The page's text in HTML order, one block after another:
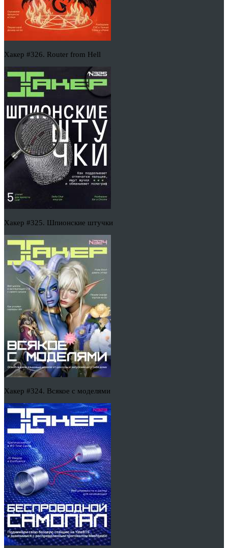
Хакер #326. Router from Hell
Хакер #325. Шпионские штучки
Хакер #324. Всякое с моделями